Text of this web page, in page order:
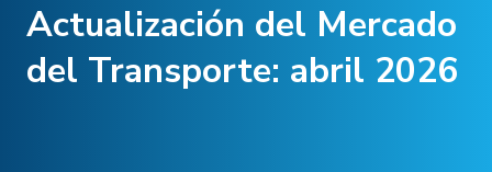
Actualización del Mercado
del Transporte: abril 2026